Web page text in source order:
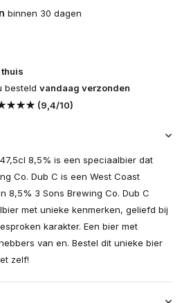
binnen 30 dagen
besteld vandaag verzonden
(9,4/10)
8,5% is een speciaalbier dat
Co. Dub C is een West Coast
8,5% 3 Sons Brewing Co. Dub C
met unieke kenmerken, geliefd bij
karakter. Een bier met
van en. Bestel dit unieke bier
zelf!